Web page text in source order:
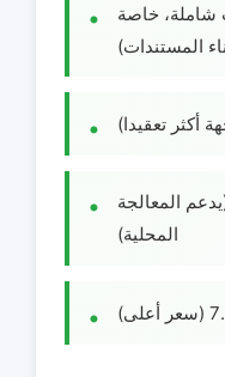
9.2/10 (ميزات شاملة، خاصة
المستندات)
الخصوصية: 8.5/10 (يدعم المعالجة
المحلية)